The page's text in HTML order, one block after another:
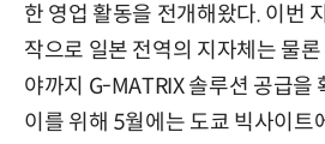
한 영업 활동을 전개해왔다. 이번
작으로 일본 전역의 지자체는 물
야까지 G-MATRIX 솔루션 공급을
이를 위해 5월에는 도쿄 빅사이트